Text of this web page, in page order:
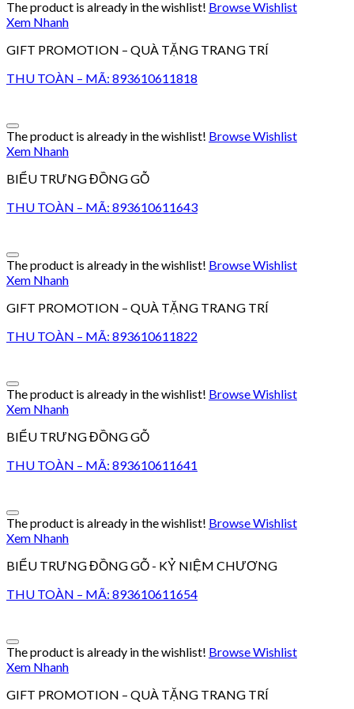
The product is already in the wishlist! Browse Wishlist
Xem Nhanh
GIFT PROMOTION – QUÀ TẶNG TRANG TRÍ
THU TOÀN – MÃ: 893610611818
The product is already in the wishlist! Browse Wishlist
Xem Nhanh
BIỂU TRƯNG ĐỒNG GỖ
THU TOÀN – MÃ: 893610611643
The product is already in the wishlist! Browse Wishlist
Xem Nhanh
GIFT PROMOTION – QUÀ TẶNG TRANG TRÍ
THU TOÀN – MÃ: 893610611822
The product is already in the wishlist! Browse Wishlist
Xem Nhanh
BIỂU TRƯNG ĐỒNG GỖ
THU TOÀN – MÃ: 893610611641
The product is already in the wishlist! Browse Wishlist
Xem Nhanh
BIỂU TRƯNG ĐỒNG GỖ - KỶ NIỆM CHƯƠNG
THU TOÀN – MÃ: 893610611654
The product is already in the wishlist! Browse Wishlist
Xem Nhanh
GIFT PROMOTION – QUÀ TẶNG TRANG TRÍ